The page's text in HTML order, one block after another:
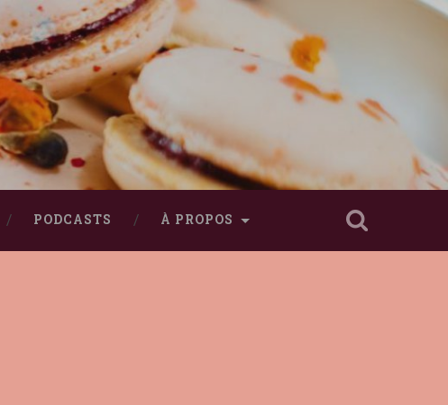
PODCASTS À PROPOS